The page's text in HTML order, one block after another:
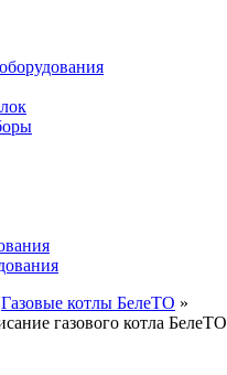
Газовые котлы БелеТО »
газового котла БелеТО